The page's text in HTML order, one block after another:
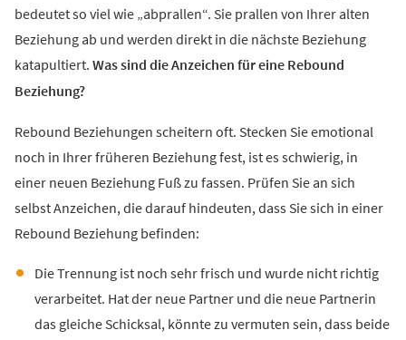
bedeutet so viel wie „abprallen“. Sie prallen von Ihrer alten
Beziehung ab und werden direkt in die nächste Beziehung
katapultiert. Was sind die Anzeichen für eine Rebound
Beziehung?
Rebound Beziehungen scheitern oft. Stecken Sie emotional
noch in Ihrer früheren Beziehung fest, ist es schwierig, in
einer neuen Beziehung Fuß zu fassen. Prüfen Sie an sich
selbst Anzeichen, die darauf hindeuten, dass Sie sich in einer
Rebound Beziehung befinden:
Die Trennung ist noch sehr frisch und wurde nicht richtig
verarbeitet. Hat der neue Partner und die neue Partnerin
das gleiche Schicksal, könnte zu vermuten sein, dass beide